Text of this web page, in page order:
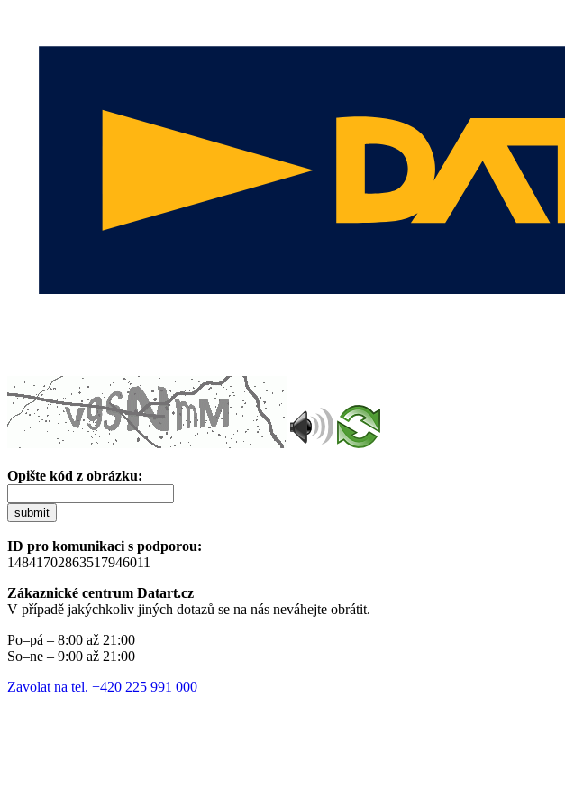
Opište kód z obrázku:
submit
ID pro komunikaci s podporou:
14841702863517946011
Zákaznické centrum Datart.cz
V případě jakýchkoliv jiných dotazů se na nás neváhejte obrátit.
Po–pá – 8:00 až 21:00
So–ne – 9:00 až 21:00
Zavolat na tel. +420 225 991 000